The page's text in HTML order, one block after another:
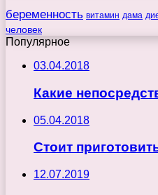
беременность витамин дама
человек
Популярное
03.04.2018
Какие
05.04.2018
Стоит
12.07.2019